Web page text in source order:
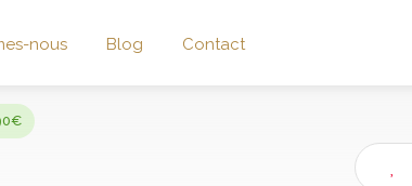
nous Blog Contact